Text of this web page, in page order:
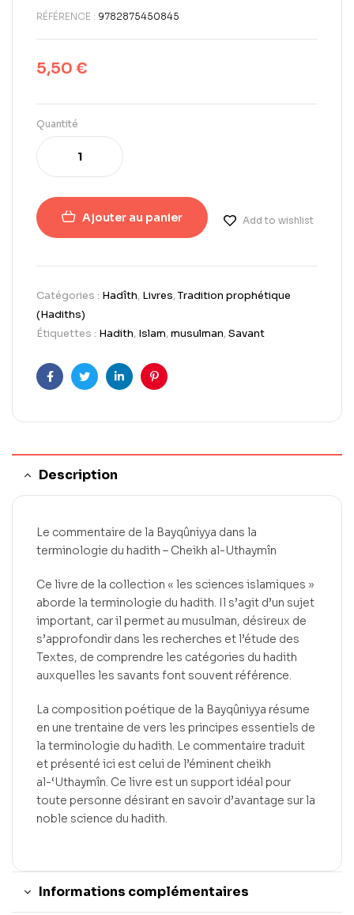
RÉFÉRENCE : 9782875450845
5,50 €
Quantité
Ajouter au panier Add to wishlist
Catégories : Hadîth, Livres,Tradition prophétique
(Hadiths)
Étiquettes : Hadith, Islam,musulman,Savant
FacebookTwitterLinkedInPinterest
Description
Le commentaire de la Bayqûniyya dans la
terminologie du hadith – Cheikh al-Uthaymîn
Ce livre de la collection « les sciences islamiques »
aborde la terminologie du hadith. Il s’agit d’un sujet
important, car il permet au musulman, désireux de
s’approfondir dans les recherches et l’étude des
Textes, de comprendre les catégories du hadith
auxquelles les savants font souvent référence.
La composition poétique de la Bayqûniyya résume
en une trentaine de vers les principes essentiels de
la terminologie du hadith. Le commentaire traduit
et présenté ici est celui de l’éminent cheikh
al-‘Uthaymîn. Ce livre est un support idéal pour
toute personne désirant en savoir d’avantage sur la
noble science du hadith.
Informations complémentaires